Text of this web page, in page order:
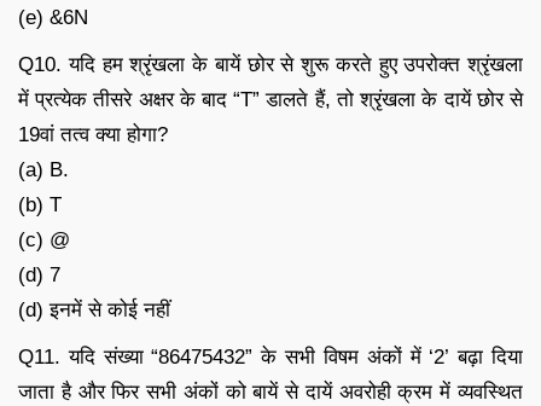
(e) &6N
Q10. यदि हम श्रृंखला के बायें छोर से शुरू करते हुए उपरोक्त श्रृंखला
में प्रत्येक तीसरे अक्षर के बाद “T” डालते हैं, तो श्रृंखला के दायें छोर से
19वां तत्व क्या होगा?
(a) B.
(b) T
(c) @
(d) 7
(d) इनमें से कोई नहीं
Q11. यदि संख्या “86475432” के सभी विषम अंकों में ‘2’ बढ़ा दिया
जाता है और फिर सभी अंकों को बायें से दायें अवरोही क्रम में व्यवस्थित